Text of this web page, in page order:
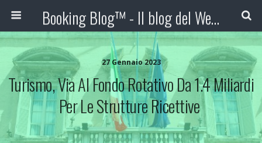
Booking Blog™ - Il blog del Web Marketing Turistico
27 Gennaio 2023
Turismo, Via Al Fondo Rotativo Da 1.4 Miliardi
Per Le Strutture Ricettive